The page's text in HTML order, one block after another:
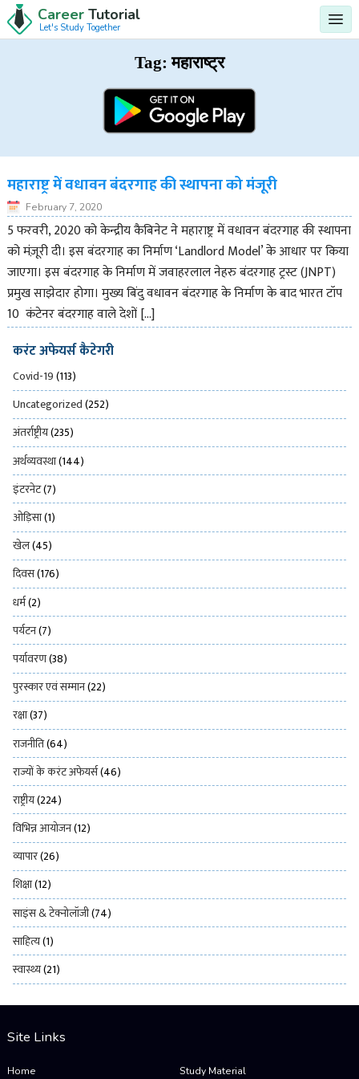
Career Tutorial
Let's Study Together
Tag:महाराष्ट्र
महाराष्ट्र में वधावन बंदरगाह की स्थापना को मंजूरी
February 7, 2020
5 फरवरी, 2020 को केन्द्रीय कैबिनेट ने महाराष्ट्र में वधावन बंदरगाह की स्थापना
को मंज़ूरी दी। इस बंदरगाह का निर्माण ‘Landlord Model’ के आधार पर किया
जाएगा। इस बंदरगाह के निर्माण में जवाहरलाल नेहरु बंदरगाह ट्रस्ट (JNPT)
प्रमुख साझेदार होगा। मुख्य बिंदु वधावन बंदरगाह के निर्माण के बाद भारत टॉप
10 कंटेनर बंदरगाह वाले देशों […]
करंट अफेयर्स कैटेगरी
Covid-19(113)
Uncategorized(252)
अंतर्राष्ट्रीय(235)
अर्थव्यवस्था(144)
इंटरनेट(7)
ओड़िसा(1)
खेल(45)
दिवस(176)
धर्म(2)
पर्यटन(7)
पर्यावरण(38)
पुरस्कार एवं सम्मान(22)
रक्षा(37)
राजनीति(64)
राज्यों के करंट अफेयर्स(46)
राष्ट्रीय(224)
विभिन्न आयोजन(12)
व्यापार(26)
शिक्षा(12)
साइंस & टेक्नोलॉजी(74)
साहित्य(1)
स्वास्थ्य(21)
Site Links
Home Study Material